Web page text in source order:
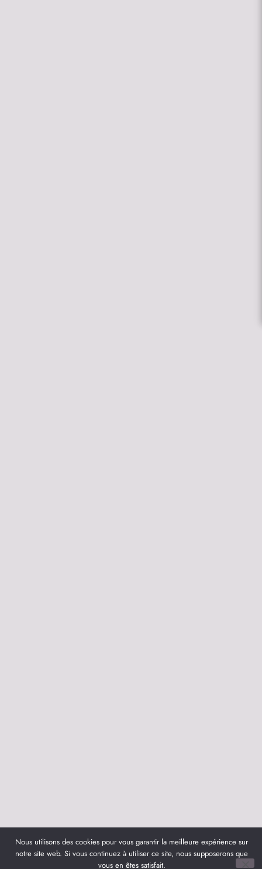
Nous utilisons des cookies pour vous garantir la meilleure expérience sur
notre site web. Si vous continuez à utiliser ce site, nous supposerons que
vous en êtes satisfait.